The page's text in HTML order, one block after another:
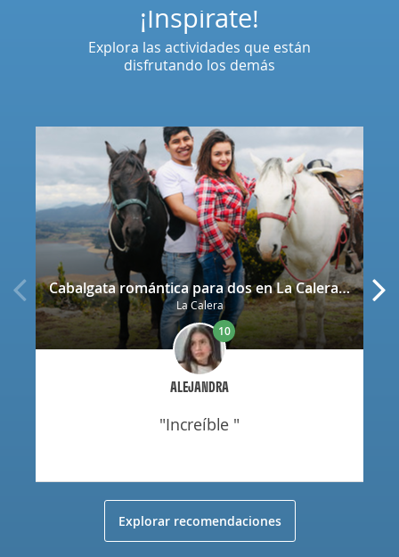
Cabalgata romántica para dos en La Calera con decoración
La Calera
ALEJANDRA
10
"increíble "
¡Inspírate!
Explora las actividades que están
disfrutando los demás
Explorar recomendaciones